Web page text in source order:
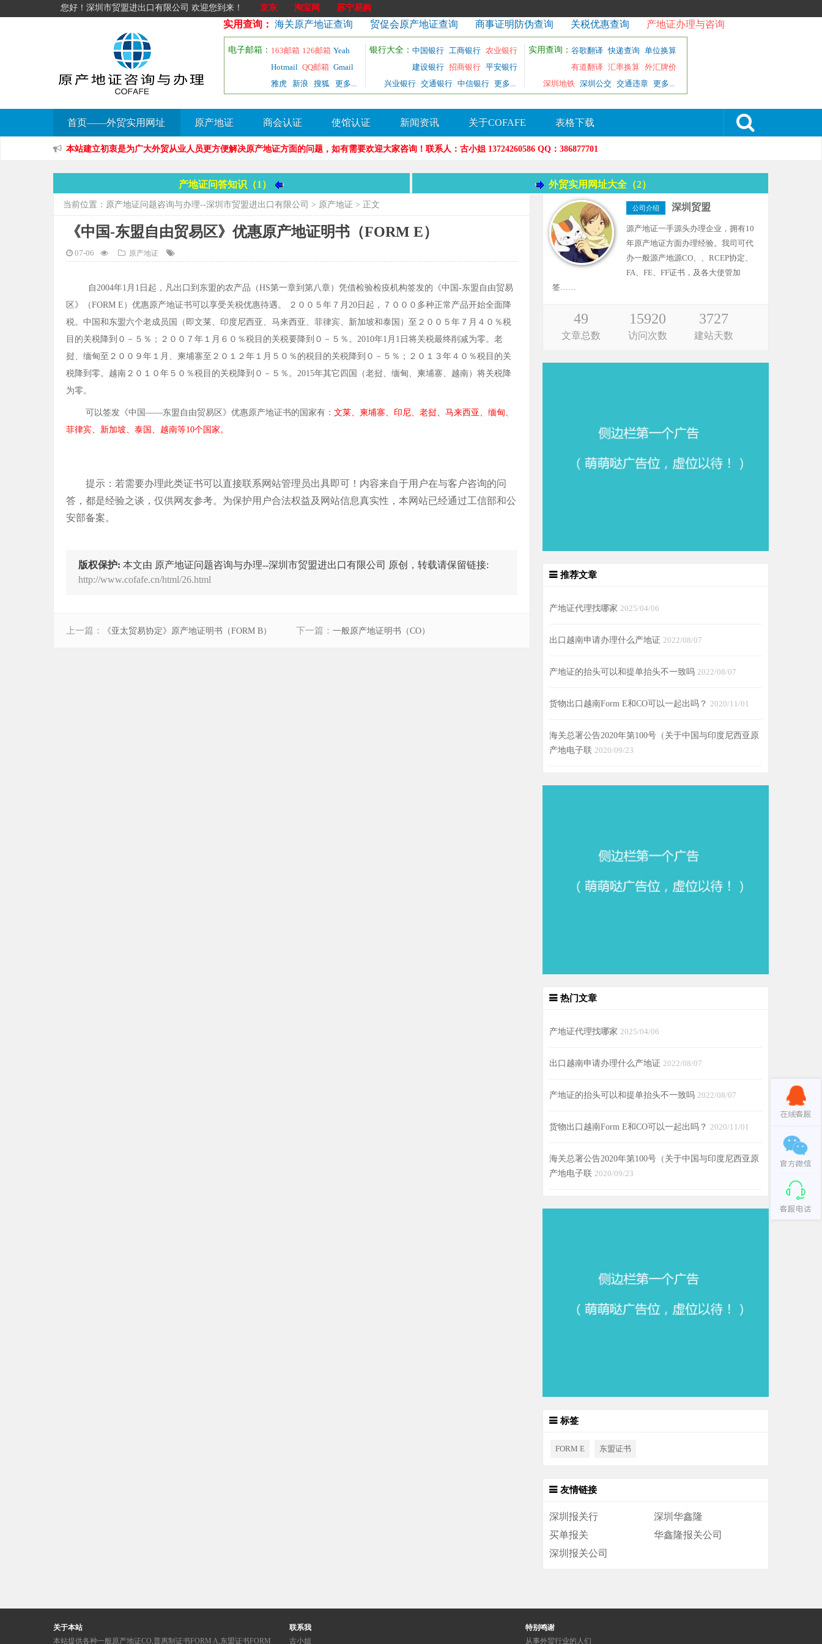
您好！深圳市贸盟进出口有限公司 欢迎您到来！ 京东 淘宝网 苏宁易购
实用查询： 海关原产地证查询 贸促会原产地证查询 商事证明防伪查询 关税优惠查询 产地证办理与咨询
电子邮箱： 163邮箱 126邮箱 Yeah 银行大全： 中国银行 工商银行 农业银行 实用查询： 谷歌翻译 快递查询 单位换算
Hotmail QQ邮箱 Gmail 建设银行 招商银行 平安银行 有道翻译 汇率换算 外汇牌价
雅虎
新浪 搜狐 更多... 兴业银行 交通银行 中信银行 更多... 深圳地铁 深圳公交 交通违章 更多...
首页——外贸实用网址 原产地证 商会认证 使馆认证 新闻资讯 关于COFAFE 表格下载
本站建立初衷是为广大外贸从业人员更方便解决原产地证方面的问题，如有需要欢迎大家咨询！联系人：古小姐 13724260586 QQ：386877701
产地证问答知识（1） 外贸实用网址大全（2）
当前位置： 原产地证问题咨询与办理--深圳市贸盟进出口有限公司 > 原产地证 > 正文
《中国-东盟自由贸易区》优惠原产地证明书（FORM E）
07-06 原产地证
自2004年1 月 1 日起，凡出口到东盟的农产品（HS第一章到第八章）凭借检验检疫机构签发的《中国 -东盟自由贸易
区》（FORM E ）优惠原产地证书可以享受关税优惠待遇。 ２００５年７月 20 日起，７０００多种正常产品开始全面降
税。中国和东盟六个老成员国（即文莱、印度尼西亚、马来西亚、菲律宾、新加坡和泰国）至２００５年７月４０％税
目的关税降到０－５％；２００７年１月６０％税目的关税要降到０－５％。 2010年1 月 1 日将关税最终削减为零。老
挝、缅甸至２００９年１月、柬埔寨至２０１２年１月５０％的税目的关税降到０－５％；２０１３年４０％税目的关
税降到零。越南２０１０年５０％税目的关税降到０－５％。 2015年其它四国（老挝、缅甸、柬埔寨、越南）将关税降
为零。
可以签发《中国 ——东盟自由贸易区》优惠原产地证书的国家有： 文莱、柬埔寨、印尼、老挝、马来西亚、缅甸、
菲律宾、新加坡、泰国、越南等10个国家。
提示：若需要办理此类证书可以直接联系网站管理员出具即可！内容来自于用户在与客户咨询的问
答，都是经验之谈，仅供网友参考。为保护用户合法权益及网站信息真实性，本网站已经通过工信部和公
安部备案。
版权保护: 本文由 原产地证问题咨询与办理--深圳市贸盟进出口有限公司 原创，转载请保留链接:
http://www.cofafe.cn/html/26.html
上一篇： 《亚太贸易协定》原产地证明书（FORM B） 下一篇：一般原产地证明书（CO）
公司介绍 深圳贸盟
源产地证一手源头办理企业，拥有10
年原产地证方面办理经验。我司可代
办一般源产地源CO、、RCEP协定、
FA、FE、FF证书，及各大使管加
签……
49
文章总数
15920
访问次数
3727
建站天数
推荐文章
产地证代理找哪家 2025/04/06
出口越南申请办理什么产地证 2022/08/07
产地证的抬头可以和提单抬头不一致吗 2022/08/07
货物出口越南Form E和CO可以一起出吗？ 2020/11/01
海关总署公告2020年第100号（关于中国与印度尼西亚原
产地电子联 2020/09/23
热门文章
产地证代理找哪家 2025/04/06
出口越南申请办理什么产地证 2022/08/07
产地证的抬头可以和提单抬头不一致吗 2022/08/07
货物出口越南Form E和CO可以一起出吗？ 2020/11/01
海关总署公告2020年第100号（关于中国与印度尼西亚原
产地电子联 2020/09/23
标签
FORM E 东盟证书
友情链接
深圳报关行
深圳华鑫隆
买单报关
华鑫隆报关公司
深圳报关公司
关于本站
本站提供各种一般原产地证CO,普惠制证书FORM A,东盟证书FORM
联系我
古小姐
特别鸣谢
从事外贸行业的人们